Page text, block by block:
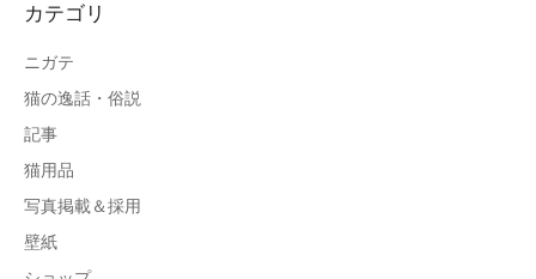
カテゴリ
ニガテ
猫の逸話・俗説
記事
猫用品
写真掲載＆採用
壁紙